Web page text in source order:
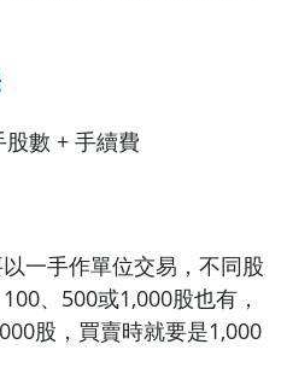
數 + 手續費
一手作單位交易，不同股
、500或1,000股也有，
股，買賣時就要是1,000